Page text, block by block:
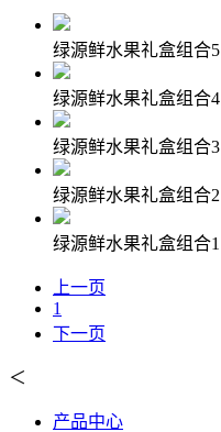
绿源鲜水果礼盒组合5
绿源鲜水果礼盒组合4
绿源鲜水果礼盒组合3
绿源鲜水果礼盒组合2
绿源鲜水果礼盒组合1
上一页
1
下一页
＜
产品中心